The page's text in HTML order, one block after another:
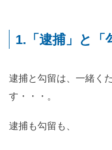
1.「逮捕」と「
逮捕と勾留は、一緒く
す・・・。
逮捕も勾留も、